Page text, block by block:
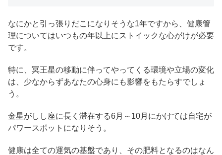
なにかと引っ張りだこになりそうな1年ですから、健康管
理についてはいつもの年以上にストイックな心がけが必要
です。
特に、冥王星の移動に伴ってやってくる環境や立場の変化
は、少なからずあなたの心身にも影響をもたらすでしょ
う。
金星がしし座に長く滞在する6月～10月にかけては自宅が
パワースポットになりそう。
健康は全ての運気の基盤であり、その肥料となるのはなん